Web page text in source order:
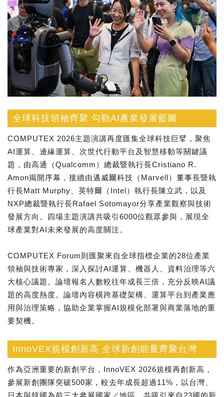
全球科技領袖齊聚 勾勒AI產業發展藍圖
COMPUTEX 2026主題演講再度匯集全球科技巨擘，聚焦
AI運算、邊緣運算、次世代行動平台及智慧移動等關鍵議
題，由高通（Qualcomm）總裁暨執行長Cristiano R.
Amon揭開序幕，接續由邁威爾科技（Marvell）董事長暨執
行長Matt Murphy、英特爾（Intel）執行長陳立武，以及
NXP總裁暨執行長Rafael Sotomayor分享產業觀察與技術
發展方向。四場主題演講共吸引6000位觀眾參與，展現全
球產業對AI未來發展的高度關注。
COMPUTEX Forum則匯聚來自全球指標企業的28位產業
領袖與技術專家，深入探討AI運算、機器人、資料治理等六
大核心議題。論壇報名人數較往年成長三倍，充分反映AI議
題的高度熱度。論壇內容橫跨基礎架構、運算平台到產業應
用與治理策略，協助企業掌握AI規模化部署與商業落地的重
要契機。
InnoVEX規模創新高 全球新創能量齊聚台灣
作為亞洲重要的新創平台，InnoVEX 2026規模再創新高，
參展新創團隊突破500家，較去年成長超過11%，以台灣、